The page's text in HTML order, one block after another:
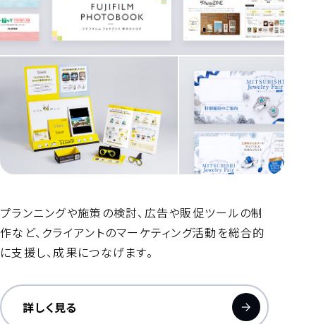
プランニングや施策の検討、広告や販促ツールの制
作など、クライアントのマーケティング活動を総合的
に支援し、成果につなげます。
詳しく見る